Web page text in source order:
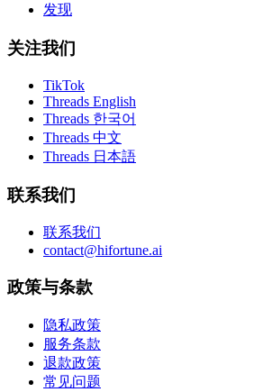
发现
关注我们
TikTok
Threads English
Threads 한국어
Threads 中文
Threads 日本語
联系我们
联系我们
contact@hifortune.ai
政策与条款
隐私政策
服务条款
退款政策
常见问题